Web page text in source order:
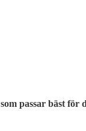
passar bäst för